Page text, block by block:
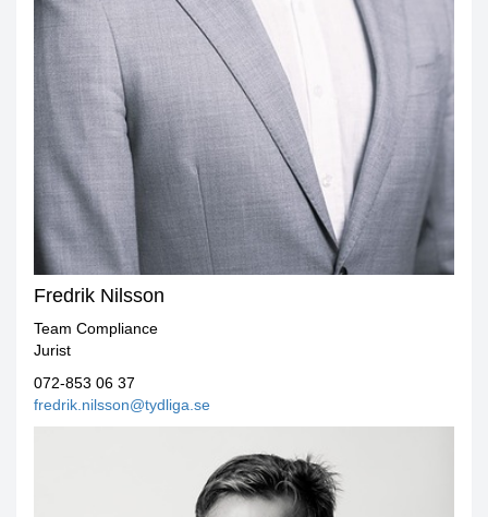
Fredrik Nilsson
Team Compliance
Jurist
072-853 06 37
fredrik.nilsson@tydliga.se